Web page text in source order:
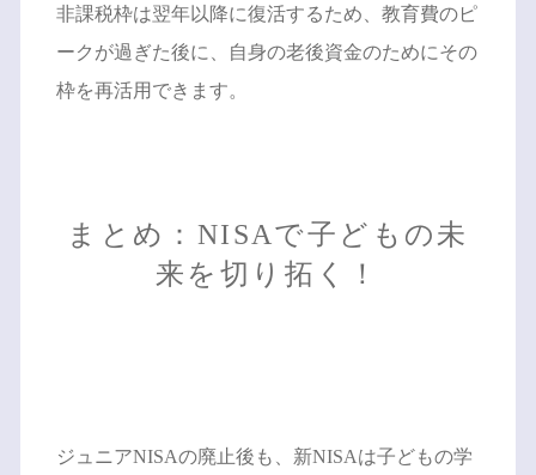
非課税枠は翌年以降に復活するため、教育費のピ
ークが過ぎた後に、自身の老後資金のためにその
枠を再活用できます。
まとめ：NISAで子どもの未
来を切り拓く！
ジュニアNISAの廃止後も、新NISAは子どもの学